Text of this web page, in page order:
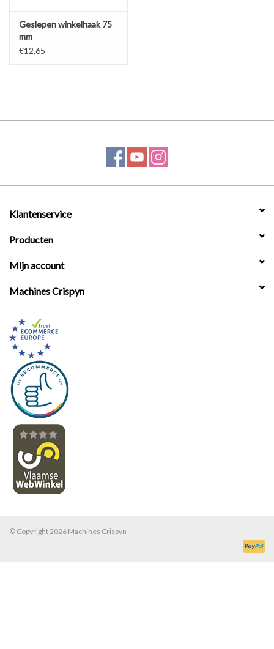
Geslepen winkelhaak 75
mm
€12,65
Klantenservice
Producten
Mijn account
Machines Crispyn
© Copyright 2026 Machines Crispyn